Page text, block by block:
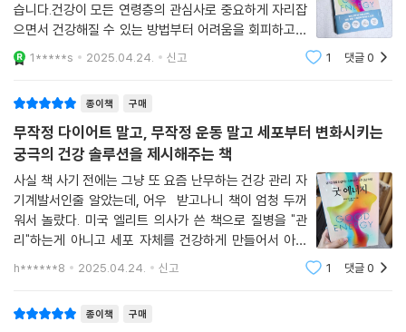
광합성이 우리 몸의 모든 세포가 에너지를 생성하는 데 필요한 산소를 만
든다는 사실도 잊지 말자. 지구에 생명체가 존재하는 것은 태양이 있기 때
문이다. 우리가 신체 기능에 중요한 세 가지 주요 경로를 배우지 못한 것은
햇빛과 어둠의 규칙적인 패턴은 인체 생리를 움직이는 일관된 환경 자극이
었다. 인간의 세포는 24시간 수면-각성 주기로 인코딩돼 있으며, 햇빛을
받을 때는 활동과 섭식 모드, 어두울 때는 휴식과 단식 모드로 바뀌게 돼 있
다. 이 두 주기의 유전자 발현, 신진대사, 호르몬 활성 등 생리 작용은 매우
다르다.
어느 주기에 해당하는지는 빛에 노출되는 정도가 결정한다. 일관되지 않거
나 불규칙하게 빛과 어둠에 노출하여 신체에 엇갈리는 신호를 주면 기능
같다. 맑은 날 야외에서 받는 빛의 양은 인공조명으로 밝힌 실내 빛의 양보
매일 피로하고, 불안하고, 살이 빠지지 않아 스트레스 받는 분
약은 꾸준히 먹고 있지만 나아지는 기미가 없는 만성질환자
병원을 다녀도 ‘이게 끝인가?’ 싶은 회의감을 느끼는 분
분
습니다.건강이 모든 연령층의 관심사로 중요하게 자리잡
으면서 건강해질 수 있는 방법부터 어려움을 회피하고픈
심리를 이용한 거짓 정보들까지 굉장히 많은 정보들이 넘
쳐흐르고 접하게 되는데요.이 책에서는 건강해지기 위한
1*****s 2025.04.24. 신고 1 댓글0
종이책 구매
무작정 다이어트 말고, 무작정 운동 말고 세포부터 변화시키는
궁극의 건강 솔루션을 제시해주는 책
사실 책 사기 전에는 그냥 또 요즘 난무하는 건강 관리 자
기계발서인줄 알았는데, 어우 받고나니 책이 엄청 두꺼
워서 놀랐다. 미국 엘리트 의사가 쓴 책으로 질병을 "관
리"하는게 아니고 세포 자체를 건강하게 만들어서 아예
질병을 없애는 것을 건강관리의 목표로 삼고 있다.(책이
h******8 2025.04.24. 신고 1 댓글0
종이책 구매